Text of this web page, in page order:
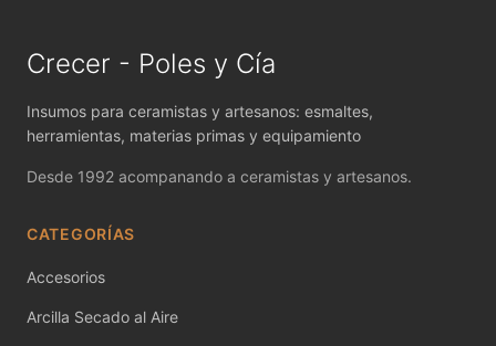
MAYCO POTTERY CASCADES
MAYCO RAKU GLAZES
MAYCO RAPID ROLL
MAYCO SNOW GEMS
MAYCO SPECIALTY GLAZES
MAYCO SPECKLED STROKE & COAT
Crecer - Poles y Cía
Insumos para ceramistas y artesanos: esmaltes,
herramientas, materias primas y equipamiento
Desde 1992 acompanando a ceramistas y artesanos.
CATEGORÍAS
Accesorios
Arcilla Secado al Aire